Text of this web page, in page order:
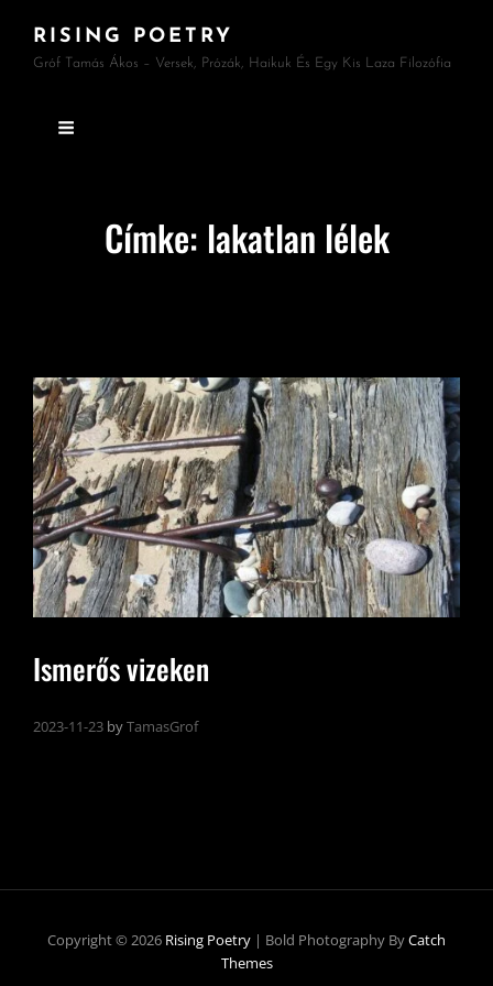
RISING POETRY
Gróf Tamás Ákos – Versek, Prózák, Haikuk És Egy Kis Laza Filozófia
Címke: lakatlan lélek
Ismerős vizeken
2023-11-23 byTamasGrof
Copyright © 2026 Rising Poetry | Bold Photography ByCatch
Themes